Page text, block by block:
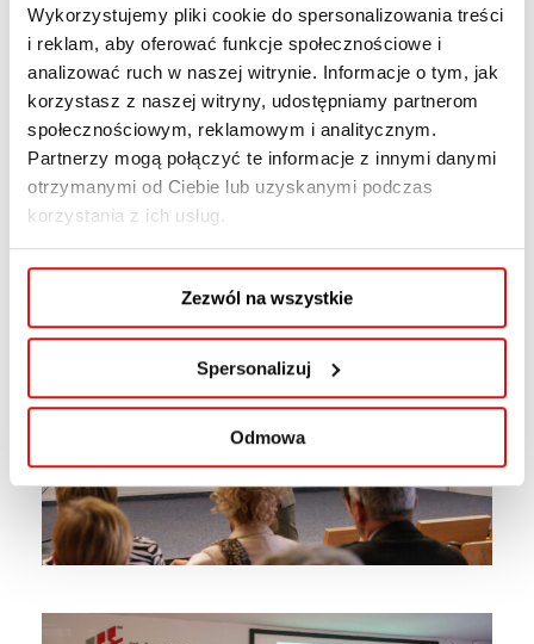
Wykorzystujemy pliki cookie do spersonalizowania treści
i reklam, aby oferować funkcje społecznościowe i
analizować ruch w naszej witrynie. Informacje o tym, jak
korzystasz z naszej witryny, udostępniamy partnerom
społecznościowym, reklamowym i analitycznym.
Partnerzy mogą połączyć te informacje z innymi danymi
otrzymanymi od Ciebie lub uzyskanymi podczas
korzystania z ich usług.
Zezwól na wszystkie
Spersonalizuj
Odmowa